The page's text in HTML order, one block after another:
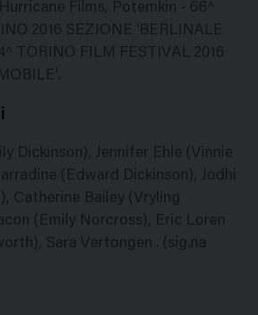
Films, Potemkin - 66^
2016 SEZIONE 'BERLINALE
TORINO FILM FESTIVAL 2016
Dickinson), Jennifer Ehle (Vinnie
(Edward Dickinson), Jodhi
Catherine Bailey (Vryling
(Emily Norcross), Eric Loren
Sara Vertongen . (sig.na